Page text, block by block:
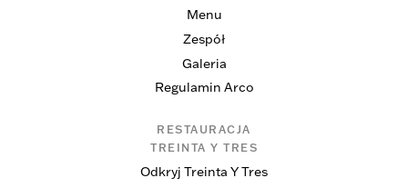
Menu
Zespół
Galeria
Regulamin Arco
RESTAURACJA
TREINTA Y TRES
Odkryj Treinta Y Tres